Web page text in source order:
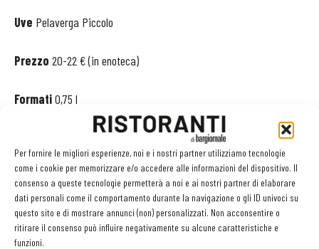
Per fornire le migliori esperienze, noi e i nostri partner utilizziamo tecnologie
come i cookie per memorizzare e/o accedere alle informazioni del dispositivo. Il
consenso a queste tecnologie permetterà a noi e ai nostri partner di elaborare
dati personali come il comportamento durante la navigazione o gli ID univoci su
questo sito e di mostrare annunci (non) personalizzati. Non acconsentire o
ritirare il consenso può influire negativamente su alcune caratteristiche e
funzioni.
Uve Pelaverga Piccolo
Prezzo 20-22 € (in enoteca)
Formati0,75 l
TAG GB Burlotto Verduno Pelaverga